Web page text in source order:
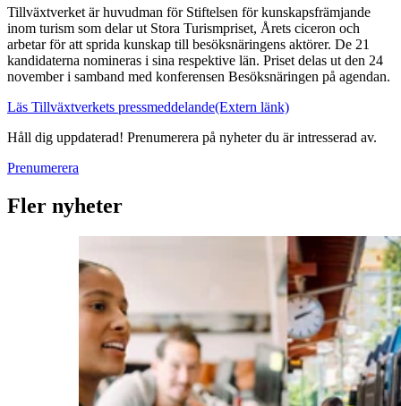
Tillväxtverket är huvudman för Stiftelsen för kunskapsfrämjande
inom turism som delar ut Stora Turismpriset, Årets ciceron och
arbetar för att sprida kunskap till besöksnäringens aktörer. De 21
kandidaterna nomineras i sina respektive län. Priset delas ut den 24
november i samband med konferensen Besöksnäringen på agendan.
Läs Tillväxtverkets pressmeddelande(Extern länk)
Håll dig uppdaterad! Prenumerera på nyheter du är intresserad av.
Prenumerera
Fler nyheter